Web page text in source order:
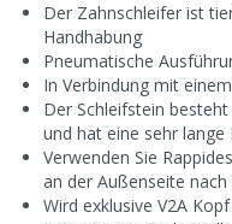
Der Zahnschleifer ist
Handhabung
Pneumatische
In Verbindung mit
Der Schleifstein
und hat eine sehr lange
Verwenden Sie
an der Außenseite
Wird exklusive V2A